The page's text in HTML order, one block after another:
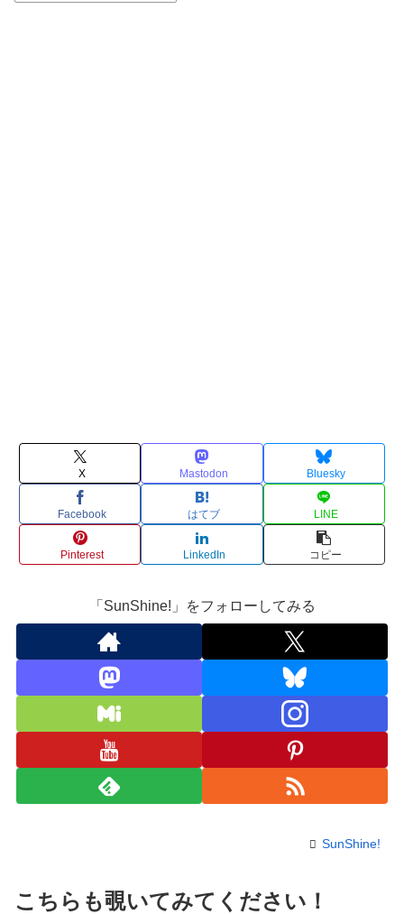
X Mastodon Bluesky
Facebook はてブ LINE
Pinterest LinkedIn コピー
「SunShine!」をフォローしてみる
SunShine!
こちらも覗いてみてください！